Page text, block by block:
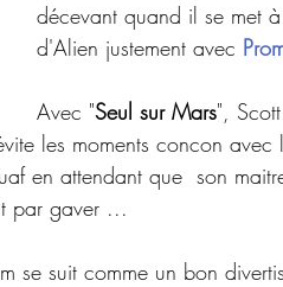
décevant quand il se met
d'Alien justement avec
Avec "Seul sur Mars",
les moments concon avec
en attendant que  son
par gaver ...
se suit comme un bon